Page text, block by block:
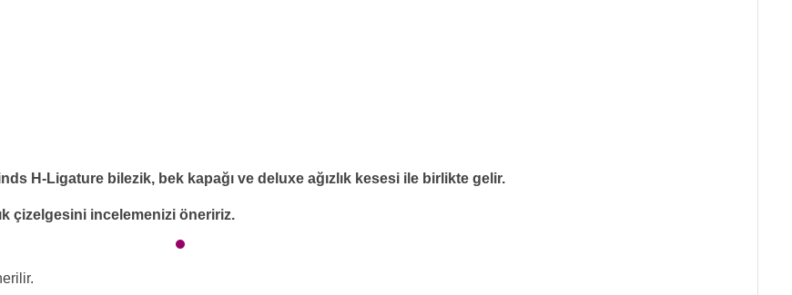
H-Ligature bilezik, bek kapağı ve deluxe ağızlık kesesi ile birlikte gelir.
çizelgesini incelemenizi öneririz.